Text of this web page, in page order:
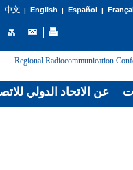
中文| English | Español |
: [Regional Radiocommunication
عن الاتحاد الدولي